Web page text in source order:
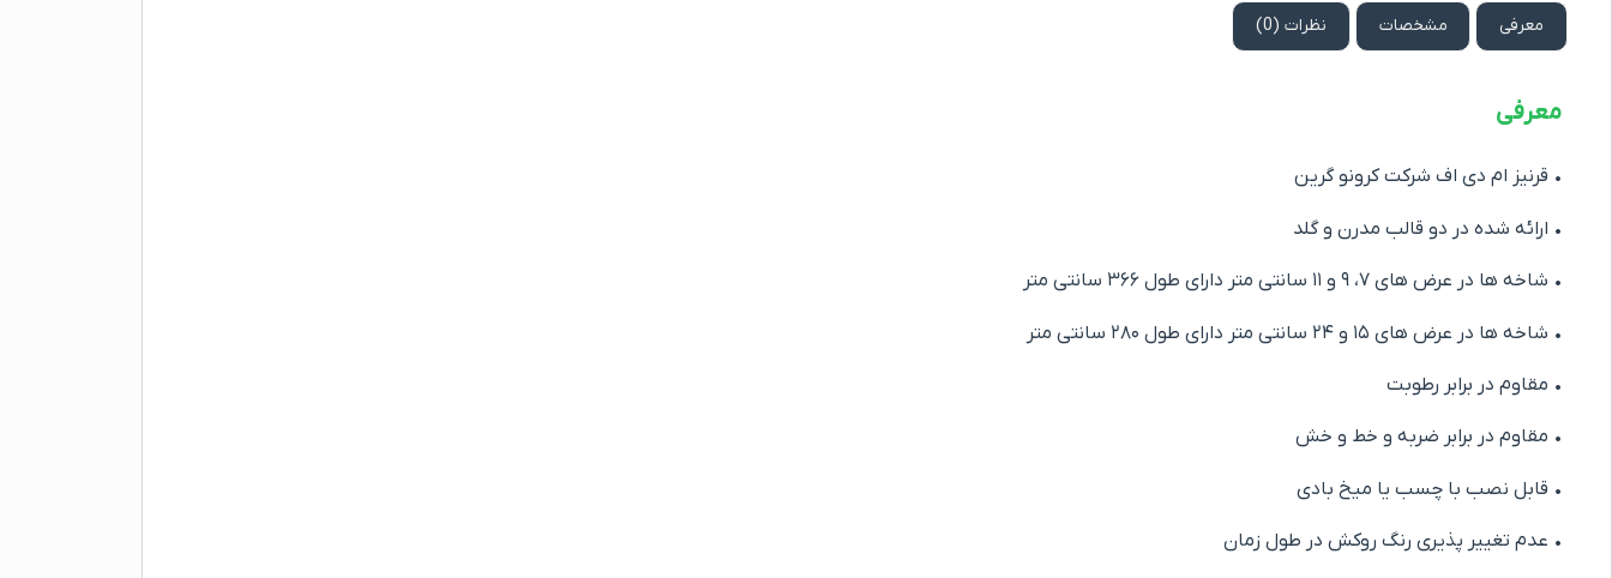
معرفی مشخصات نظرات (0)
معرفی
• قرنیز ام دی اف شرکت کرونو گرین
• ارائه شده در دو قالب مدرن و گلد
• شاخه ها در عرض های ۷، ۹ و ۱۱ سانتی متر دارای طول ۳۶۶ سانتی متر
• شاخه ها در عرض های ۱۵ و ۲۴ سانتی متر دارای طول ۲۸۰ سانتی متر
• مقاوم در برابر رطوبت
• مقاوم در برابر ضربه و خط و خش
• قابل نصب با چسب یا میخ بادی
• عدم تغییر پذیری رنگ روکش در طول زمان